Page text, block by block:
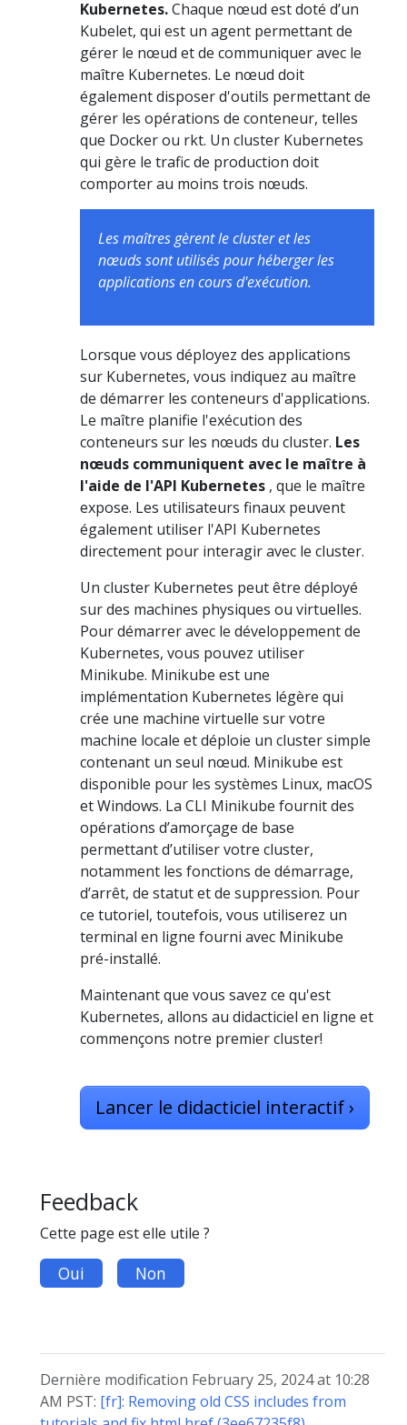
Kubernetes.Chaque nœud est doté d’un
Kubelet, qui est un agent permettant de
gérer le nœud et de communiquer avec le
maître Kubernetes. Le nœud doit
également disposer d'outils permettant de
gérer les opérations de conteneur, telles
que Docker ou rkt. Un cluster Kubernetes
qui gère le trafic de production doit
comporter au moins trois nœuds.
Les maîtres gèrent le cluster et les
nœuds sont utilisés pour héberger les
applications en cours d'exécution.
Lorsque vous déployez des applications
sur Kubernetes, vous indiquez au maître
de démarrer les conteneurs d'applications.
Le maître planifie l'exécution des
conteneurs sur les nœuds du cluster. Les
nœuds communiquent avec le maître à
l'aide de l'API Kubernetes , que le maître
expose. Les utilisateurs finaux peuvent
également utiliser l'API Kubernetes
directement pour interagir avec le cluster.
Un cluster Kubernetes peut être déployé
sur des machines physiques ou virtuelles.
Pour démarrer avec le développement de
Kubernetes, vous pouvez utiliser
Minikube. Minikube est une
implémentation Kubernetes légère qui
crée une machine virtuelle sur votre
machine locale et déploie un cluster simple
contenant un seul nœud. Minikube est
disponible pour les systèmes Linux, macOS
et Windows. La CLI Minikube fournit des
opérations d’amorçage de base
permettant d’utiliser votre cluster,
notamment les fonctions de démarrage,
d’arrêt, de statut et de suppression. Pour
ce tutoriel, toutefois, vous utiliserez un
terminal en ligne fourni avec Minikube
pré-installé.
Maintenant que vous savez ce qu'est
Kubernetes, allons au didacticiel en ligne et
commençons notre premier cluster!
Lancer le didacticiel interactif›
Feedback
Cette page est elle utile ?
Oui Non
Dernière modification February 25, 2024 at 10:28
AM PST: [fr]: Removing old CSS includes from